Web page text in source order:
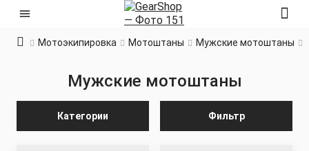
Мотоэкипировка Мотоштаны Мужские мотоштаны
Мужские мотоштаны
Категории Фильтр